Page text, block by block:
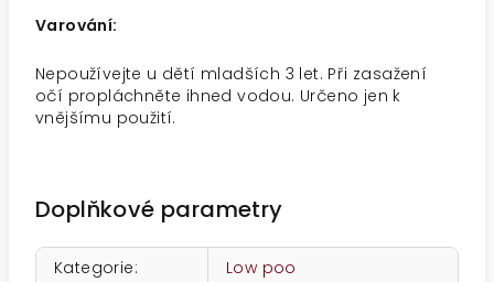
Varování:
Nepoužívejte u dětí mladších 3 let. Při zasažení
očí propláchněte ihned vodou. Určeno jen k
vnějšímu použití.
Doplňkové parametry
Kategorie:
Low poo